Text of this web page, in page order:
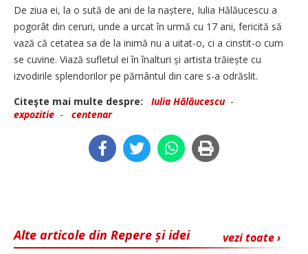
De ziua ei, la o sută de ani de la naștere, Iulia Hălăucescu a
pogorât din ceruri, unde a urcat în urmă cu 17 ani, fericită să
vază că cetatea sa de la inimă nu a uitat-o, ci a cinstit-o cum
se cuvine. Viază sufletul ei în înalturi și artista trăiește cu
izvodirile splendorilor pe pământul din care s-a odrăslit.
Citeşte mai multe despre:
Iulia Hălăucescu-
expozitie - centenar
vezi toate ›
Alte articole din Repere și idei